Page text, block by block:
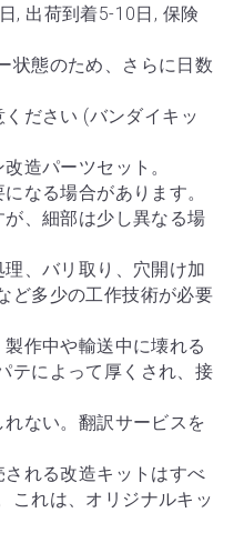
, 出荷到着5-10日, 保険
状態のため、さらに日数
ださい (バンダイキッ
造パーツセット。
なる場合があります。
、細部は少し異なる場
、バリ取り、穴開け加
ど多少の工作技術が必要
作中や輸送中に壊れる
テによって厚くされ、接
ない。翻訳サービスを
れる改造キットはすべ
これは、オリジナルキッ